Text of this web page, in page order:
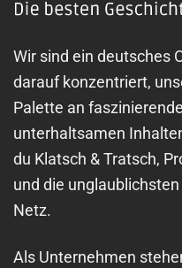
Wir sind ein deutsches
darauf konzentriert,
Palette an
unterhaltsamen
du Klatsch & Tratsch,
und die
Netz.
Als Unternehmen